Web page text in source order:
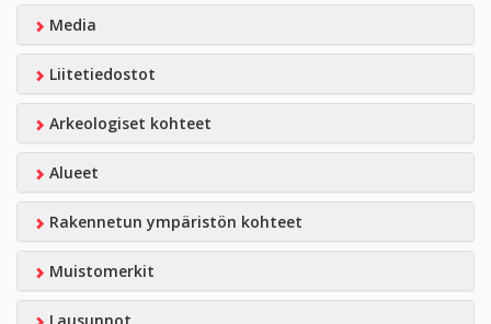
Media
Liitetiedostot
Arkeologiset kohteet
Alueet
Rakennetun ympäristön kohteet
Muistomerkit
Lausunnot